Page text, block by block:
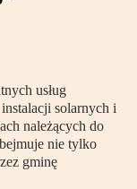
usług
solarnych i
należących do
nie tylko
gminę